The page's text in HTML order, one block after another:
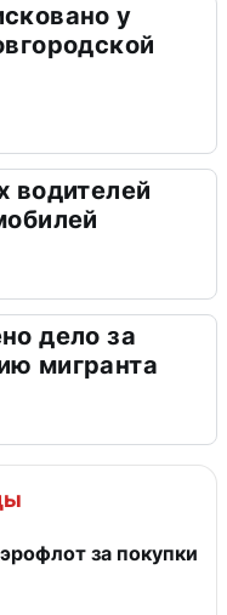
у
водителей
дело за
мигранта
за покупки